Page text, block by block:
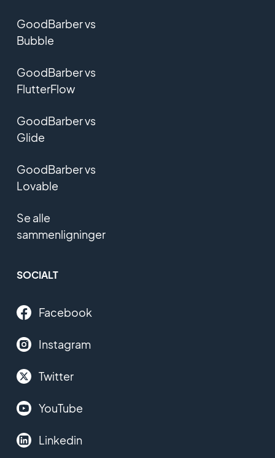
GoodBarber vs
Bubble
GoodBarber vs
FlutterFlow
GoodBarber vs
Glide
GoodBarber vs
Lovable
Se alle
sammenligninger
SOCIALT
Facebook
Instagram
Twitter
YouTube
Linkedin